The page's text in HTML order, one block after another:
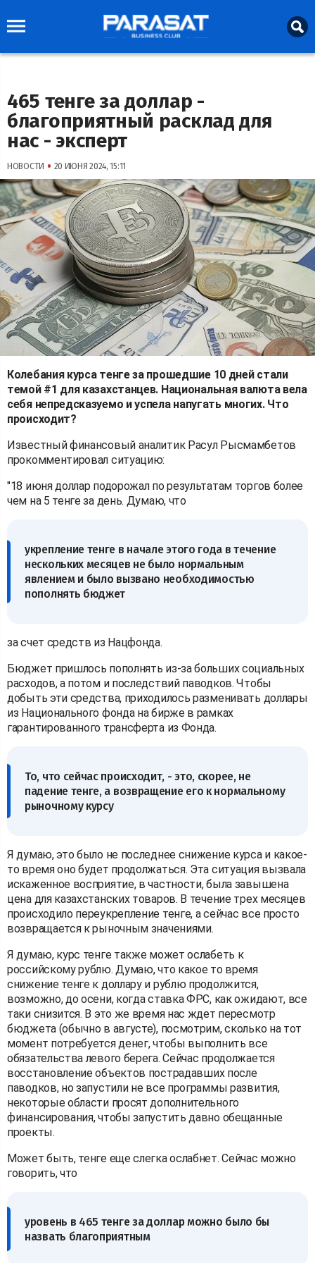
465 тенге за доллар -
благоприятный расклад для
нас - эксперт
НОВОСТИ • 20 ИЮНЯ 2024, 15:11
Колебания курса тенге за прошедшие 10 дней стали
темой #1 для казахстанцев. Национальная валюта вела
себя непредсказуемо и успела напугать многих. Что
происходит?
Известный финансовый аналитик Расул Рысмамбетов
прокомментировал ситуацию:
"18 июня доллар подорожал по результатам торгов более
чем на 5 тенге за день. Думаю, что
укрепление тенге в начале этого года в течение
нескольких месяцев не было нормальным
явлением и было вызвано необходимостью
пополнять бюджет
за счет средств из Нацфонда.
Бюджет пришлось пополнять из-за больших социальных
расходов, а потом и последствий паводков. Чтобы
добыть эти средства, приходилось разменивать доллары
из Национального фонда на бирже в рамках
гарантированного трансферта из Фонда.
То, что сейчас происходит, - это, скорее, не
падение тенге, а возвращение его к нормальному
рыночному курсу
Я думаю, это было не последнее снижение курса и какое-
то время оно будет продолжаться. Эта ситуация вызвала
искаженное восприятие, в частности, была завышена
цена для казахстанских товаров. В течение трех месяцев
происходило переукрепление тенге, а сейчас все просто
возвращается к рыночным значениями.
Я думаю, курс тенге также может ослабеть к
российскому рублю. Думаю, что какое то время
снижение тенге к доллару и рублю продолжится,
возможно, до осени, когда ставка ФРС, как ожидают, все
таки снизится. В это же время нас ждет пересмотр
бюджета (обычно в августе), посмотрим, сколько на тот
момент потребуется денег, чтобы выполнить все
обязательства левого берега. Сейчас продолжается
восстановление объектов пострадавших после
паводков, но запустили не все программы развития,
некоторые области просят дополнительного
финансирования, чтобы запустить давно обещанные
проекты.
Может быть, тенге еще слегка ослабнет. Сейчас можно
говорить, что
уровень в 465 тенге за доллар можно было бы
назвать благоприятным